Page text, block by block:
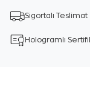
Sigortalı Teslimat
Hologramlı